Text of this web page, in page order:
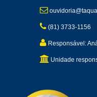
(81) 3733-1156
Responsável:
Unidade